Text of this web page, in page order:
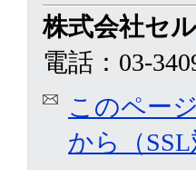
株式会社セ
電話：03-
このペー
から（SSL